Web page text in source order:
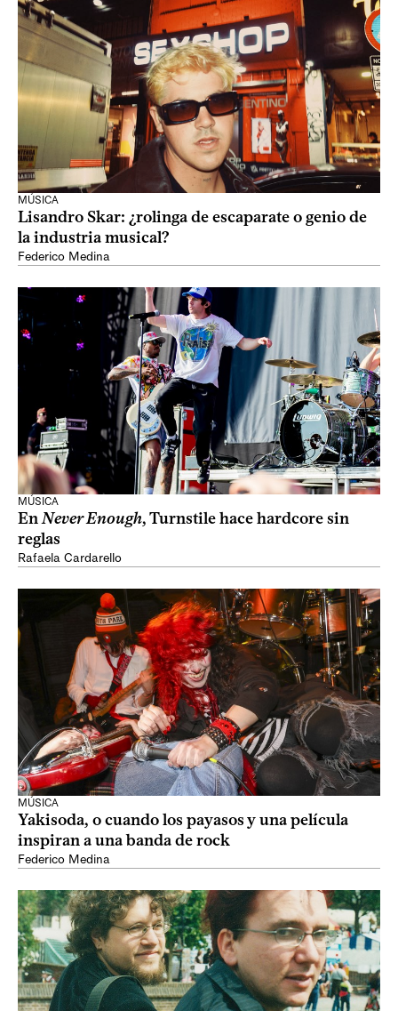
MÚSICA
Lisandro Skar: ¿rolinga de escaparate o genio de
la industria musical?
Federico Medina
MÚSICA
EnNever Enough, Turnstile hace hardcore sin
reglas
Rafaela Cardarello
MÚSICA
Yakisoda, o cuando los payasos y una película
inspiran a una banda de rock
Federico Medina